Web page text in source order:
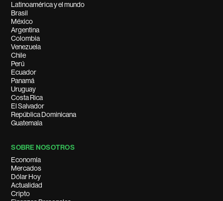
Latinoamérica y el mundo
Brasil
México
Argentina
Colombia
Venezuela
Chile
Perú
Ecuador
Panamá
Uruguay
Costa Rica
El Salvador
República Dominicana
Guatemala
SOBRE NOSOTROS
Economía
Mercados
Dólar Hoy
Actualidad
Cripto